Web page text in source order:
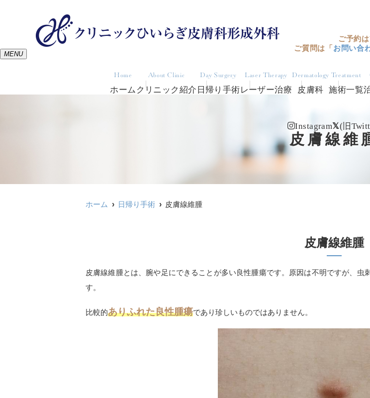
ご予約
ご質問は「 お問い合
MENU
Home
ホーム
About Clinic
クリニック紹介
Day Surgery
日帰り手術
Laser Therapy
レーザー治療
Dermatology
皮膚科
Treatment
施術一覧
Instagram (旧
皮膚線維
ホーム 日帰り手術 皮膚線維腫
皮膚線維腫
皮膚線維腫とは、腕や足にできることが多い良性腫瘍です。原因は不明ですが、
す。
比較的ありふれた良性腫瘍であり珍しいものではありません。